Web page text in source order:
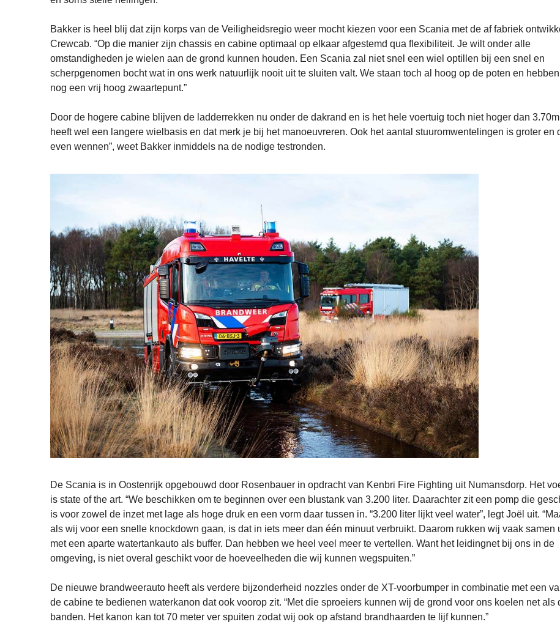
Bakker is heel blij dat zijn korps van de Veiligheidsregio weer mocht kiezen voor een Scania met de af fabriek
Crewcab. “Op die manier zijn chassis en cabine optimaal op elkaar afgestemd qua flexibiliteit. Je wilt onder alle
omstandigheden je wielen aan de grond kunnen houden. Een Scania zal niet snel een wiel optillen bij een snel en
scherpgenomen bocht wat in ons werk natuurlijk nooit uit te sluiten valt. We staan toch al hoog op de poten en
nog een vrij hoog zwaartepunt.”
Door de hogere cabine blijven de ladderrekken nu onder de dakrand en is het hele voertuig toch niet hoger dan
heeft wel een langere wielbasis en dat merk je bij het manoeuvreren. Ook het aantal stuuromwentelingen is groter en
even wennen”, weet Bakker inmiddels na de nodige testronden.
De Scania is in Oostenrijk opgebouwd door Rosenbauer in opdracht van Kenbri Fire Fighting uit Numansdorp. Het
is state of the art. “We beschikken om te beginnen over een blustank van 3.200 liter. Daarachter zit een pomp die
is voor zowel de inzet met lage als hoge druk en een vorm daar tussen in. “3.200 liter lijkt veel water”, legt Joël uit.
als wij voor een snelle knockdown gaan, is dat in iets meer dan één minuut verbruikt. Daarom rukken wij vaak samen
met een aparte watertankauto als buffer. Dan hebben we heel veel meer te vertellen. Want het leidingnet bij ons in de
omgeving, is niet overal geschikt voor de hoeveelheden die wij kunnen wegspuiten.”
De nieuwe brandweerauto heeft als verdere bijzonderheid nozzles onder de XT-voorbumper in combinatie met een
de cabine te bedienen waterkanon dat ook voorop zit. “Met die sproeiers kunnen wij de grond voor ons koelen net als
banden. Het kanon kan tot 70 meter ver spuiten zodat wij ook op afstand brandhaarden te lijf kunnen.”